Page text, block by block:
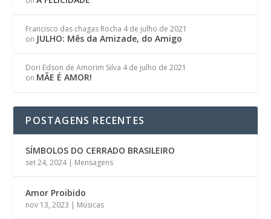
Francisco das chagas Rocha 4 de julho de 2021
on JULHO: Mês da Amizade, do Amigo
Dori Edson de Amorim Silva 4 de julho de 2021
on MÃE É AMOR!
POSTAGENS RECENTES
SÍMBOLOS DO CERRADO BRASILEIRO
set 24, 2024| Mensagens
Amor Proibido
nov 13, 2023 | Músicas